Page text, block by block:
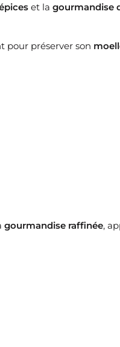
et la gourmandise
pour préserver son
gourmandise raffinée,